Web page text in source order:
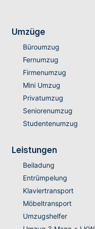
Umzüge
Büroumzug
Fernumzug
Firmenumzug
Mini Umzug
Privatumzug
Seniorenumzug
Studentenumzug
Leistungen
Beiladung
Entrümpelung
Klaviertransport
Möbeltransport
Umzugshelfer